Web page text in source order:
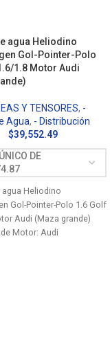
agua Heliodino
Gol-Pointer-Polo
1.8 Motor Audi
Y TENSORES, -
Agua, - Distribución
$39,552.49
Heliodino
Gol-Pointer-Polo 1.6 Golf
Audi (Maza grande)
Motor: Audi